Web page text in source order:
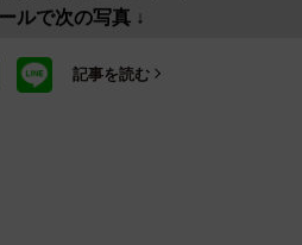
ルで次の写真 ↓
記事を読む